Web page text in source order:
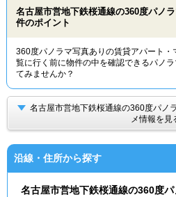
不動
名古屋市営地下鉄桜通線の360度パノ
件のポイント
360度パノラマ写真ありの賃貸アパート・
覧に行く前に物件の中を確認できるパノ
てみませんか？
名古屋市営地下鉄桜通線の360度パノ
メ情報を見
沿線・住所から探す
名古屋市営地下鉄桜通線の360度